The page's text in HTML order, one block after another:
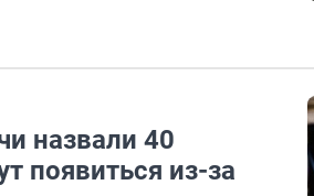
назвали 40
появиться из-за